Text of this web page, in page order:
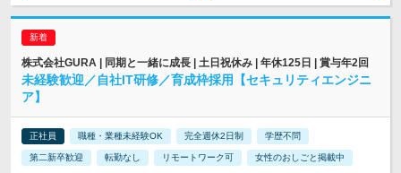
株式会社GURA | 同期と一緒に成長 | 土日祝休み | 年休125日 | 賞与年2回
未経験歓迎／自社IT研修／育成枠採用【セキュリティエンジニ
ア】
正社員 職種・業種未経験OK 完全週休2日制 学歴不問
第二新卒歓迎 転勤なし リモートワーク可 女性のおしごと掲載中